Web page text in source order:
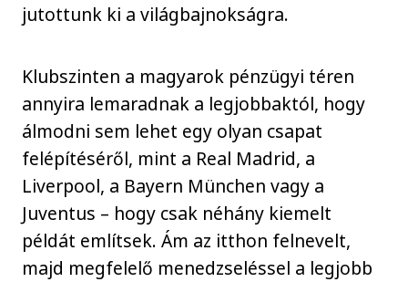
jutottunk ki a világbajnokságra.
Klubszinten a magyarok pénzügyi téren
annyira lemaradnak a legjobbaktól, hogy
álmodni sem lehet egy olyan csapat
felépítéséről, mint a Real Madrid, a
Liverpool, a Bayern München vagy a
Juventus – hogy csak néhány kiemelt
példát említsek. Ám az itthon felnevelt,
majd megfelelő menedzseléssel a legjobb